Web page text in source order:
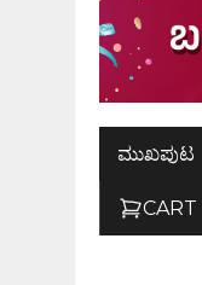
ಮುಖಪುಟ
CART